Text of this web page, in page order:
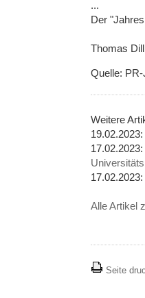
...
Der
Thomas
Quelle:
Weitere
19.02.2023:
17.02.2023:
17.02.2023:
Alle Artikel
Seite